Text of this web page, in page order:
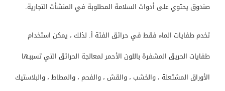
صندوق يحتوي على أدوات السلامة المطلوبة في المنشأت التجارية.
تخدم طفايات الماء فقط في حرائق الفئة أ. لذلك ، يمكن استخدام
طفايات الحريق المشفرة باللون الأحمر لمعالجة الحرائق التي تسببها
الأوراق المشتعلة ، والخشب ، والقش ، والفحم ، والمطاط ، والبلاستيك